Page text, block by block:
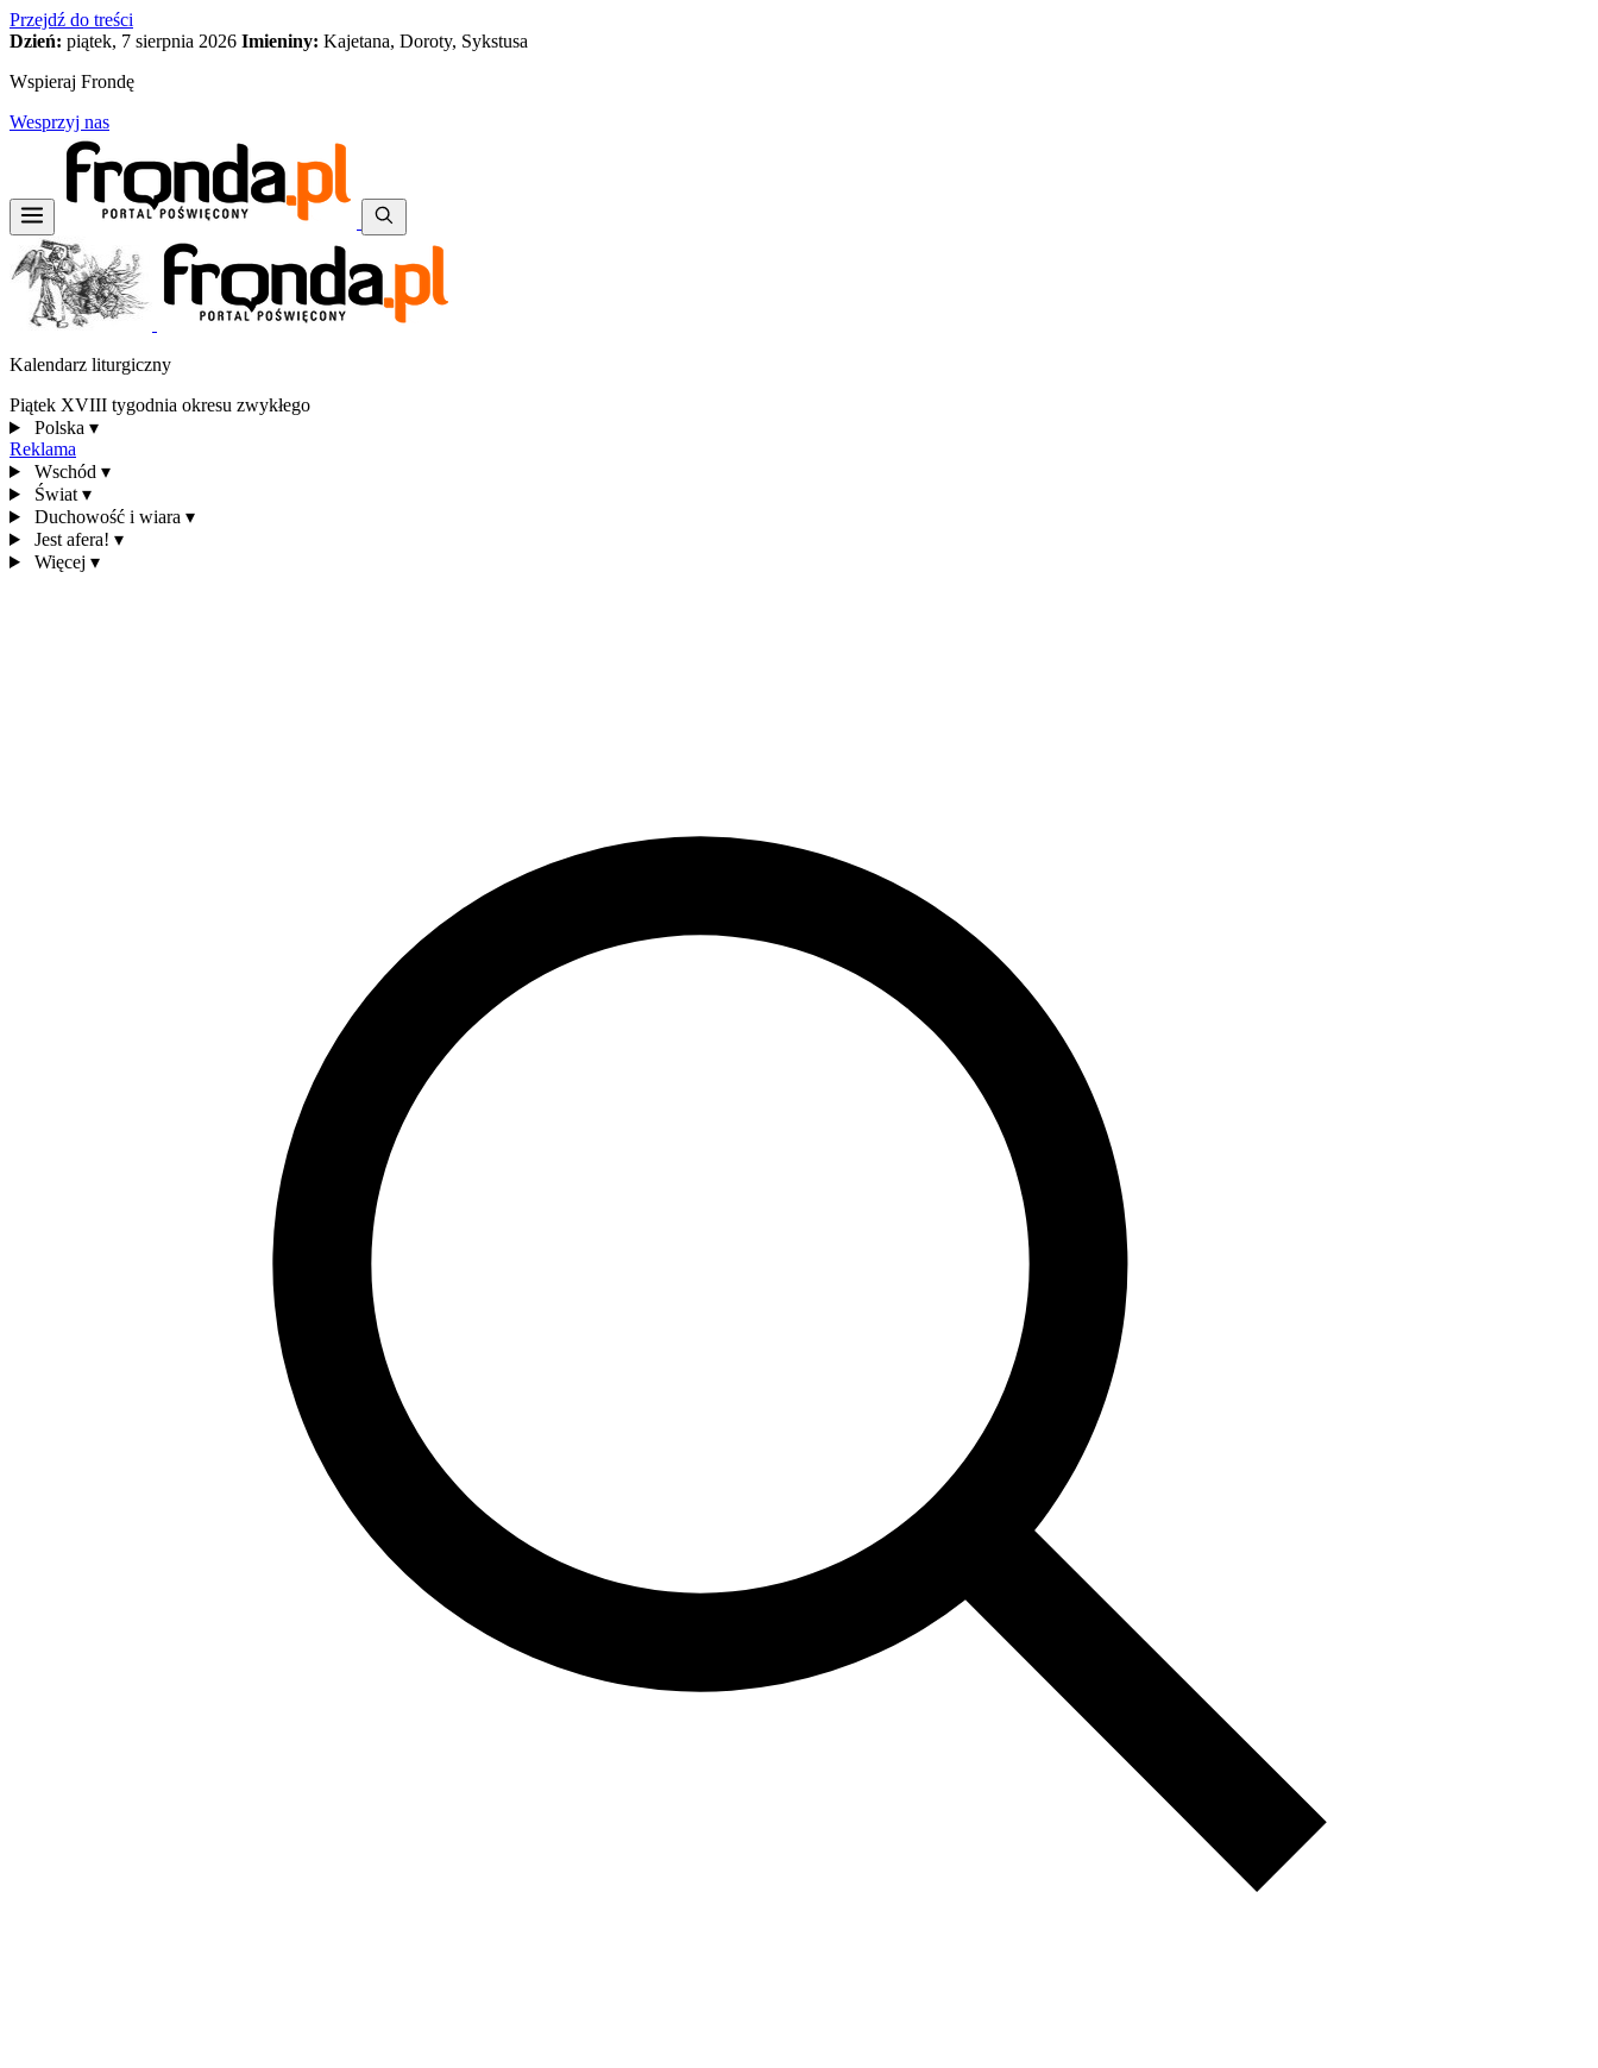
Przejdź do treści
Dzień: piątek, 7 sierpnia 2026 Imieniny: Kajetana, Doroty, Sykstusa
Wspieraj Frondę
Wesprzyj nas
Kalendarz liturgiczny
Piątek XVIII tygodnia okresu zwykłego
Polska ▾
Reklama
Wschód ▾
Świat ▾
Duchowość i wiara ▾
Jest afera! ▾
Więcej ▾